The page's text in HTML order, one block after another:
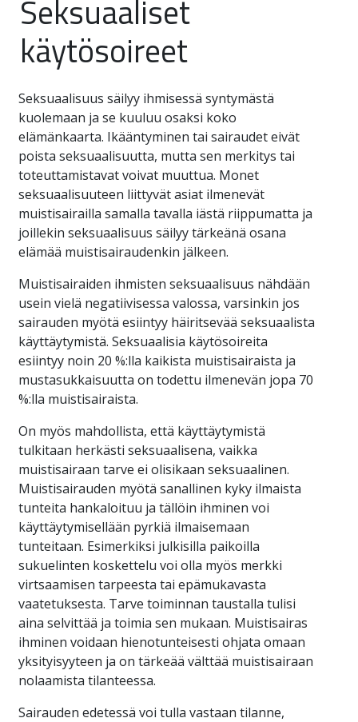
Seksuaaliset
käytösoireet
Seksuaalisuus säilyy ihmisessä syntymästä
kuolemaan ja se kuuluu osaksi koko
elämänkaarta. Ikääntyminen tai sairaudet eivät
poista seksuaalisuutta, mutta sen merkitys tai
toteuttamistavat voivat muuttua. Monet
seksuaalisuuteen liittyvät asiat ilmenevät
muistisairailla samalla tavalla iästä riippumatta ja
joillekin seksuaalisuus säilyy tärkeänä osana
elämää muistisairaudenkin jälkeen.
Muistisairaiden ihmisten seksuaalisuus nähdään
usein vielä negatiivisessa valossa, varsinkin jos
sairauden myötä esiintyy häiritsevää seksuaalista
käyttäytymistä. Seksuaalisia käytösoireita
esiintyy noin 20 %:lla kaikista muistisairaista ja
mustasukkaisuutta on todettu ilmenevän jopa 70
%:lla muistisairaista.
On myös mahdollista, että käyttäytymistä
tulkitaan herkästi seksuaalisena, vaikka
muistisairaan tarve ei olisikaan seksuaalinen.
Muistisairauden myötä sanallinen kyky ilmaista
tunteita hankaloituu ja tällöin ihminen voi
käyttäytymisellään pyrkiä ilmaisemaan
tunteitaan. Esimerkiksi julkisilla paikoilla
sukuelinten koskettelu voi olla myös merkki
virtsaamisen tarpeesta tai epämukavasta
vaatetuksesta. Tarve toiminnan taustalla tulisi
aina selvittää ja toimia sen mukaan. Muistisairas
ihminen voidaan hienotunteisesti ohjata omaan
yksityisyyteen ja on tärkeää välttää muistisairaan
nolaamista tilanteessa.
Sairauden edetessä voi tulla vastaan tilanne,